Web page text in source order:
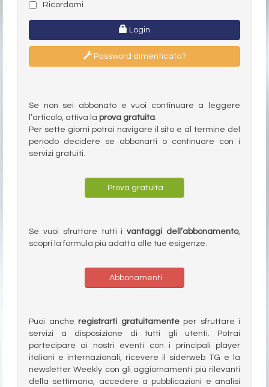
Ricordami
Login
Password dimenticata?
Se non sei abbonato e vuoi continuare a leggere
l’articolo, attiva la prova gratuita.
Per sette giorni potrai navigare il sito e al termine del
periodo decidere se abbonarti o continuare con i
servizi gratuiti.
Prova gratuita
Se vuoi sfruttare tutti ivantaggi dell’abbonamento,
scopri la formula più adatta alle tue esigenze.
Abbonamenti
Puoi anche registrarti gratuitamenteper sfruttare i
servizi a disposizione di tutti gli utenti. Potrai
partecipare ai nostri eventi con i principali player
italiani e internazionali, ricevere il siderweb TG e la
newsletter Weekly con gli aggiornamenti più rilevanti
della settimana, accedere a pubblicazioni e analisi